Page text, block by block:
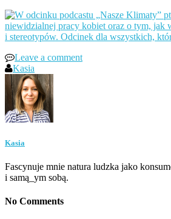
Leave a comment
Kasia
Kasia
Fascynuje mnie natura ludzka jako
i samą_ym sobą.
No Comments